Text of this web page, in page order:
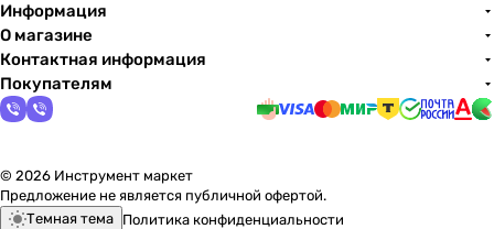
Информация
О магазине
Контактная информация
Покупателям
© 2026 Инструмент маркет
Предложение не является публичной офертой.
Темная тема Политика конфиденциальности